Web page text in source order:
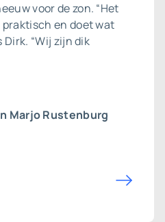
voor de zon. “Het
en doet wat
Dirk. “Wij zijn dik
Marjo Rustenburg